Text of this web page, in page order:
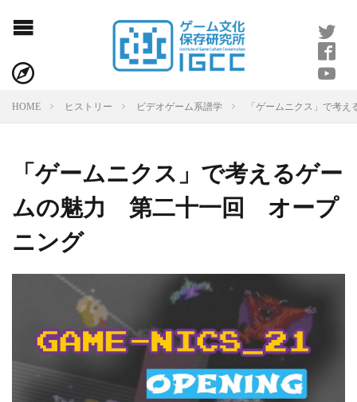
HOME ヒストリー ビデオゲーム系譜学 「ゲームニクス」で考
「ゲームニクス」で考えるゲー
ムの魅力 第二十一回 オープ
ニング